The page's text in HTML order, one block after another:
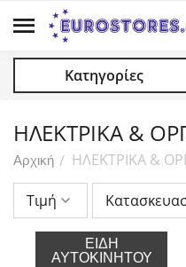
Κατηγορίες
ΗΛΕΚΤΡΙΚΑ &
Αρχική / ΗΛΕΚΤΡΙΚΑ &
Τιμή
ΕΊΔΗ
ΑΥΤΟΚΙΝΉΤΟΥ